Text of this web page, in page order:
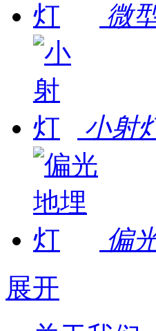
微
小射
偏
展开